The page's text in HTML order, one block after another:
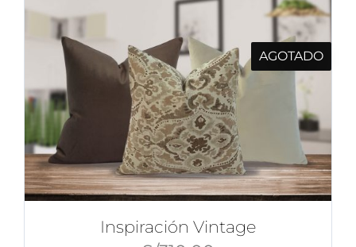
AGOTADO
Inspiración Vintage